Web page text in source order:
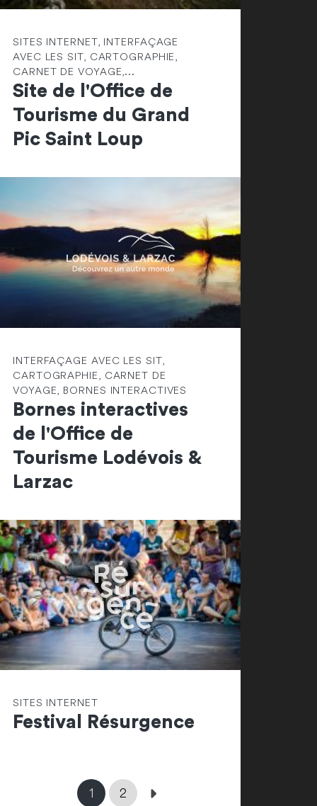
SITES INTERNET, INTERFAÇAGE
AVEC LES SIT, CARTOGRAPHIE,
CARNET DE VOYAGE,...
Site de l'Office de
Tourisme du Grand
Pic Saint Loup
INTERFAÇAGE AVEC LES SIT,
CARTOGRAPHIE, CARNET DE
VOYAGE, BORNES INTERACTIVES
Bornes interactives
de l'Office de
Tourisme Lodévois &
Larzac
SITES INTERNET
Festival Résurgence
1 2